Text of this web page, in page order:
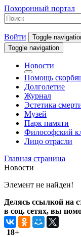
Похоронный портал
Войти
Toggle
Toggle navigation
Новости
Помощь
Долголетие
Журнал
Эстетика
Музей
Парк памяти
Философский
Лицо отрасли
Главная страница
Новости
Элемент не найден!
Делясь ссылкой на
в соц. сетях, вы
18+